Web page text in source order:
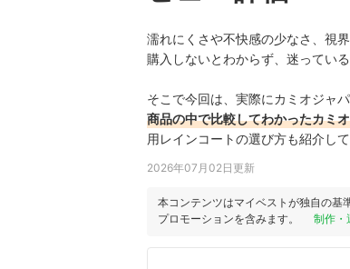
濡れにくさや不快感の少なさ、視
購入しないとわからず、迷ってい
そこで今回は、実際にカミオジャ
商品の中で比較してわかったカミ
用レインコートの選び方も紹介し
2026年07月02日更新
本コンテンツはマイベストが独自の基
プロモーションを含みます。
制作・